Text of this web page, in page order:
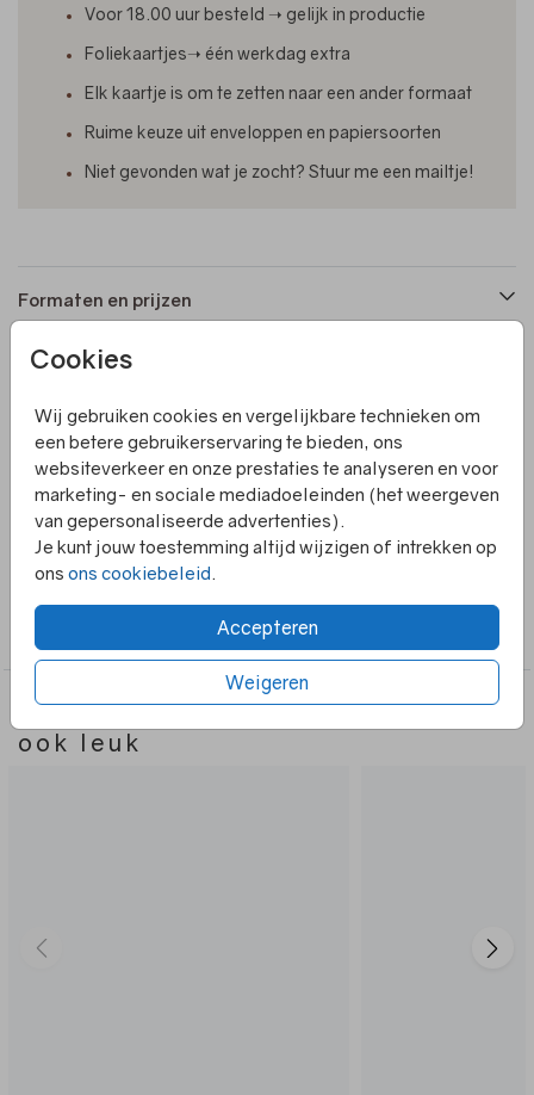
Cookies
Wij gebruiken cookies en vergelijkbare technieken om
een betere gebruikerservaring te bieden, ons
websiteverkeer en onze prestaties te analyseren en voor
marketing- en sociale mediadoeleinden (het weergeven
van gepersonaliseerde advertenties).
Je kunt jouw toestemming altijd wijzigen of intrekken op
ons ons cookiebeleid.
Accepteren
Weigeren
Voor 18.00 uur besteld ➝ gelijk in productie
Foliekaartjes➝ één werkdag extra
Elk kaartje is om te zetten naar een ander formaat
Ruime keuze uit enveloppen en papiersoorten
Niet gevonden wat je zocht? Stuur me een mailtje!
Formaten en prijzen
Productinformatie
Omschrijving
Betoverend geboortekaartje met maan en sterren.
Personaliseer eenvoudig in onze editor voor een uniek
welkom.
Collectie
Deze ontwerpen vind je misschien
ook leuk